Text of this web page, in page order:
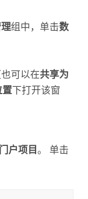
组中，单击数
可以在共享为
置下打开该窗
门户项目 。 单击